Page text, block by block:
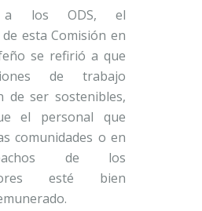
a los ODS, el
esta Comisión en
se refirió a que
de trabajo
de ser sostenibles,
el personal que
comunidades o en
de los
esté bien